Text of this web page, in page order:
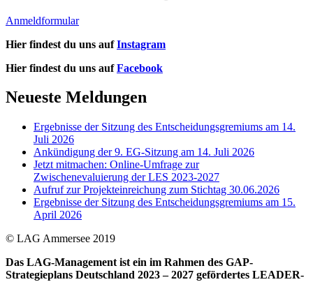
Anmeldformular
Hier findest du uns aufInstagram
Hier findest du uns aufFacebook
Neueste Meldungen
Ergebnisse der Sitzung des Entscheidungsgremiums am 14.
Juli 2026
Ankündigung der 9. EG-Sitzung am 14. Juli 2026
Jetzt mitmachen: Online-Umfrage zur
Zwischenevaluierung der LES 2023-2027
Aufruf zur Projekteinreichung zum Stichtag 30.06.2026
Ergebnisse der Sitzung des Entscheidungsgremiums am 15.
April 2026
© LAG Ammersee 2019
Das LAG-Management ist ein im Rahmen des GAP-
Strategieplans Deutschland 2023 – 2027 gefördertes LEADER-